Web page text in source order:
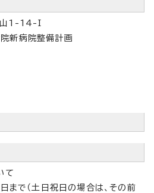
1-14-I
新病院整備計画
て
まで（土日祝日の場合は、その前